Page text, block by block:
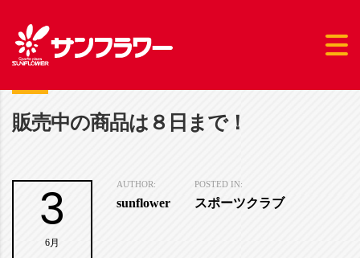
販売中の商品は８日まで！
3
6月
AUTHOR:
sunflower
POSTED IN:
スポーツクラブ